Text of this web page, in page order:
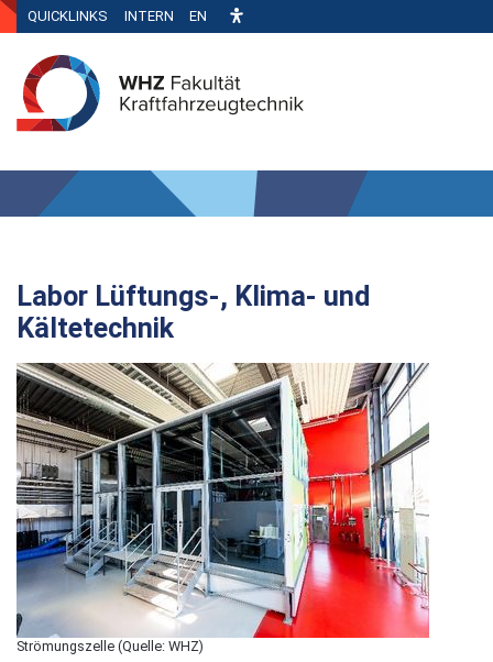
QUICKLINKS INTERN EN
Labor Lüftungs-, Klima- und
Kältetechnik
Strömungszelle (Quelle: WHZ)